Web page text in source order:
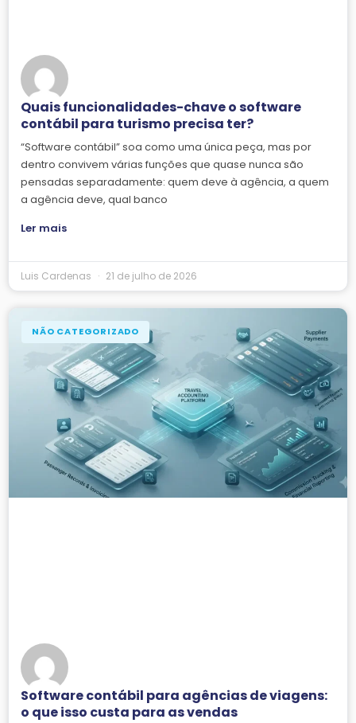
Quais funcionalidades-chave o software
contábil para turismo precisa ter?
“Software contábil” soa como uma única peça, mas por
dentro convivem várias funções que quase nunca são
pensadas separadamente: quem deve à agência, a quem
a agência deve, qual banco
Ler mais
Luis Cardenas 21 de julho de 2026
NÃO CATEGORIZADO
Software contábil para agências de viagens:
o que isso custa para as vendas